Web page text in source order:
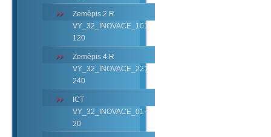
Zeměpis 2.R
VY_32_INOVACE_101-
120
Zeměpis 4.R
VY_32_INOVACE_221-
240
ICT
VY_32_INOVACE_01-
20